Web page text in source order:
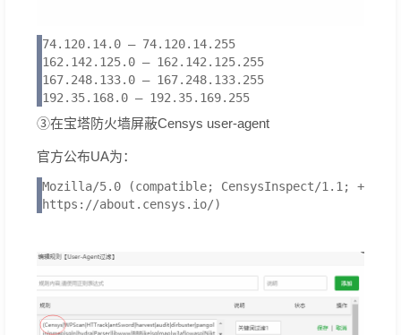
74.120.14.0 – 74.120.14.255
162.142.125.0 – 162.142.125.255
167.248.133.0 – 167.248.133.255
192.35.168.0 – 192.35.169.255
③在宝塔防火墙屏蔽Censys user-agent
官方公布UA为：
Mozilla/5.0 (compatible; CensysInspect/1.1; +
https://about.censys.io/)